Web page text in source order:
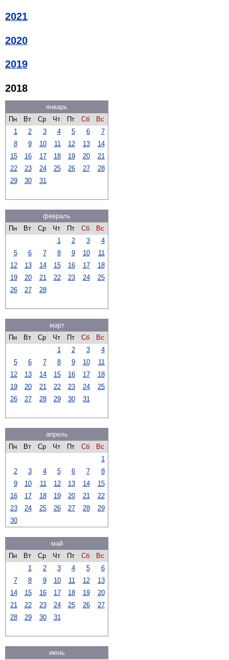
2021
2020
2019
2018
январь
Пн
Вт Ср Чт Пт Сб
Вс
1
2 3 4 5 6
7
8
9 10 11 12 13
14
15
16 17 18 19 20
21
22
23 24 25 26 27
28
29
30 31
февраль
Пн
Вт Ср Чт Пт Сб
Вс
1
2 3
4
5
6 7 8 9 10
11
12
13 14 15 16 17
18
19
20 21 22 23 24
25
26
27 28
март
Пн
Вт Ср Чт Пт Сб
Вс
1
2 3
4
5
6 7 8 9 10
11
12
13 14 15 16 17
18
19
20 21 22 23 24
25
26
27 28 29 30 31
апрель
Пн
Вт Ср Чт Пт Сб
Вс
1
2
3 4 5 6 7
8
9
10 11 12 13 14
15
16
17 18 19 20 21
22
23
24 25 26 27 28
29
30
май
Пн
Вт Ср Чт Пт Сб
Вс
1
2 3 4 5
6
7
8 9 10 11 12
13
14
15 16 17 18 19
20
21
22 23 24 25 26
27
28
29 30 31
июнь